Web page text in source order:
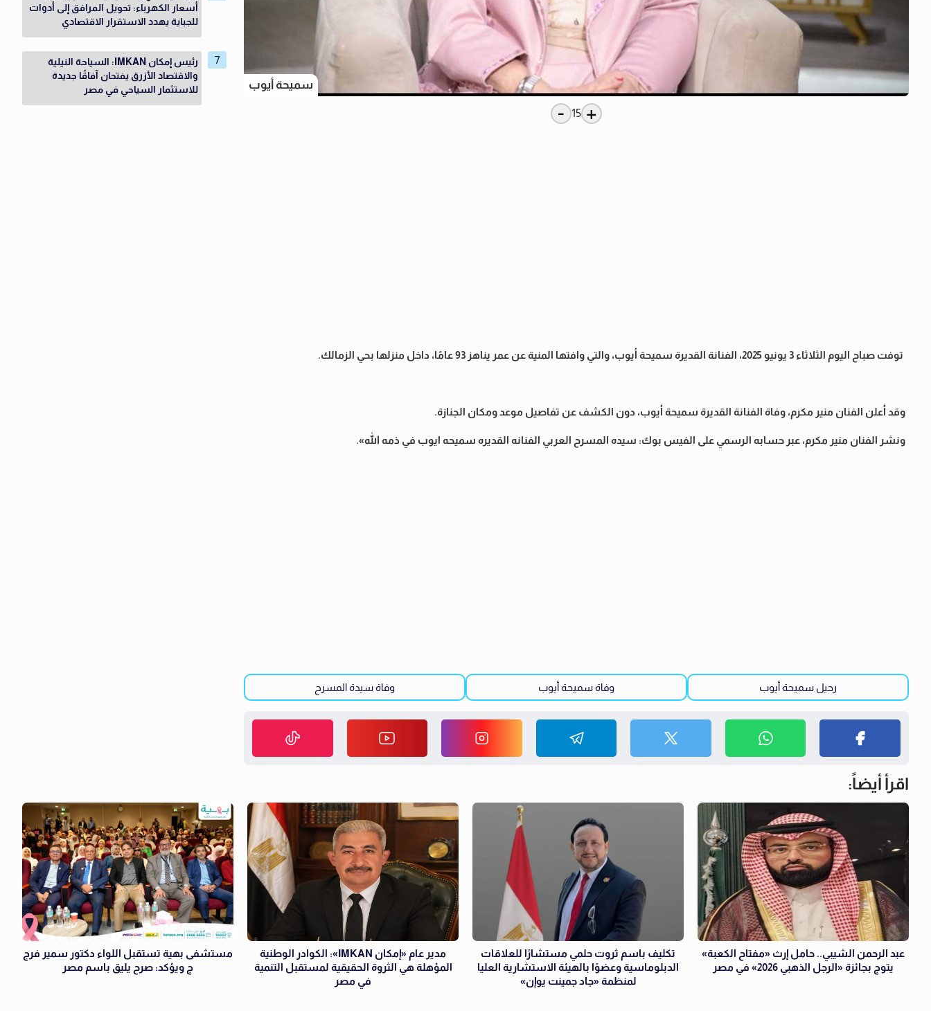
سميحة أيوب
+
15
-
توفت صباح اليوم الثلاثاء 3 يونيو 2025، الفنانة القديرة سميحة أيوب، والتي وافتها المنية عن عمر يناهز 93 عامًا، داخل منزلها بحي الزمالك.
وقد أعلن الفنان منير مكرم، وفاة الفنانة القديرة سميحة أيوب، دون الكشف عن تفاصيل موعد ومكان الجنازة.
ونشر الفنان منير مكرم، عبر حسابه الرسمي على الفيس بوك: سيده المسرح العربي الفنانه القديره سميحه ايوب في ذمه الله».
رحيل سميحة أيوب وفاة سميحة أيوب وفاة سيدة المسرح
أسعار الكهرباء: تحويل المرافق إلى أدوات
للجباية يهدد الاستقرار الاقتصادي
رئيس إمكان IMKAN: السياحة النيلية
والاقتصاد الأزرق يفتحان آفاقًا جديدة
للاستثمار السياحي في مصر
اقرأ أيضاً:
عبد الرحمن الشيبي.. حامل إرث «مفتاح الكعبة»
يتوج بجائزة «الرجل الذهبي 2026» في مصر
تكليف باسم ثروت حلمي مستشارًا للعلاقات
الدبلوماسية وعضوًا بالهيئة الاستشارية العليا
لمنظمة «جاد جمينت يوإن»
مدير عام «إمكان IMKAN»: الكوادر الوطنية
المؤهلة هي الثروة الحقيقية لمستقبل التنمية
في مصر
مستشفى بهية تستقبل اللواء دكتور سمير فرج
ج ويؤكد: صرح يليق باسم مصر